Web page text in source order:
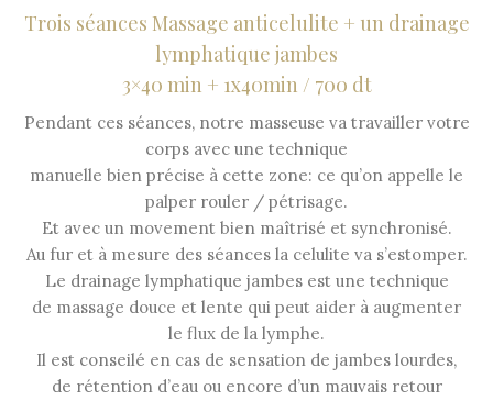
Trois séances Massage anticelulite + un drainage
lymphatique jambes
3×40 min + 1x40min / 700 dt
Pendant ces séances, notre masseuse va travailler votre
corps avec une technique
manuelle bien précise à cette zone: ce qu’on appelle le
palper rouler / pétrisage.
Et avec un movement bien maîtrisé et synchronisé.
Au fur et à mesure des séances la celulite va s’estomper.
Le drainage lymphatique jambes est une technique
de massage douce et lente qui peut aider à augmenter
le flux de la lymphe.
Il est conseilé en cas de sensation de jambes lourdes,
de rétention d’eau ou encore d’un mauvais retour